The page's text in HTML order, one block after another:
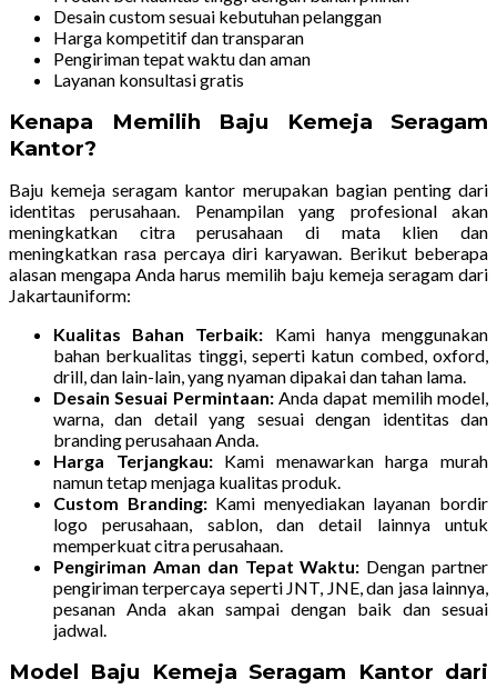
Desain custom sesuai kebutuhan pelanggan
Harga kompetitif dan transparan
Pengiriman tepat waktu dan aman
Layanan konsultasi gratis
Kenapa Memilih Baju Kemeja Seragam
Kantor?
Baju kemeja seragam kantor merupakan bagian penting dari
identitas perusahaan. Penampilan yang profesional akan
meningkatkan citra perusahaan di mata klien dan
meningkatkan rasa percaya diri karyawan. Berikut beberapa
alasan mengapa Anda harus memilih baju kemeja seragam dari
Jakartauniform:
Kualitas Bahan Terbaik: Kami hanya menggunakan
bahan berkualitas tinggi, seperti katun combed, oxford,
drill, dan lain-lain, yang nyaman dipakai dan tahan lama.
Desain Sesuai Permintaan:Anda dapat memilih model,
warna, dan detail yang sesuai dengan identitas dan
branding perusahaan Anda.
Harga Terjangkau:Kami menawarkan harga murah
namun tetap menjaga kualitas produk.
Custom Branding:Kami menyediakan layanan bordir
logo perusahaan, sablon, dan detail lainnya untuk
memperkuat citra perusahaan.
Pengiriman Aman dan Tepat Waktu: Dengan partner
pengiriman terpercaya seperti JNT, JNE, dan jasa lainnya,
pesanan Anda akan sampai dengan baik dan sesuai
jadwal.
Model Baju Kemeja Seragam Kantor dari